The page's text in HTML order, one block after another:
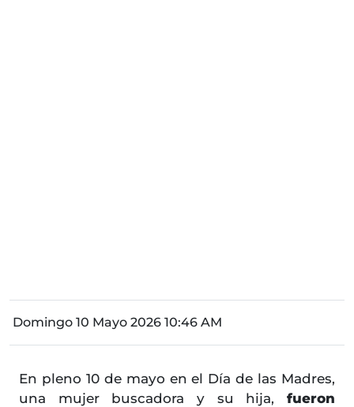
Domingo 10 Mayo 2026 10:46 AM
En pleno 10 de mayo en el Día de las Madres,
una mujer buscadora y su hija, fueron